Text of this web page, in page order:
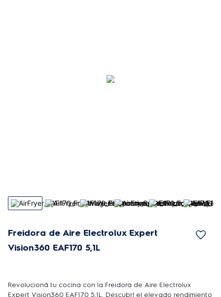
Freidora de Aire Electrolux Expert
Vision360 EAF170 5,1L
Revolucioná tu cocina con la Freidora de Aire Electrolux
Expert Vision360 EAF170 5,1L. Descubrí el elevado rendimiento